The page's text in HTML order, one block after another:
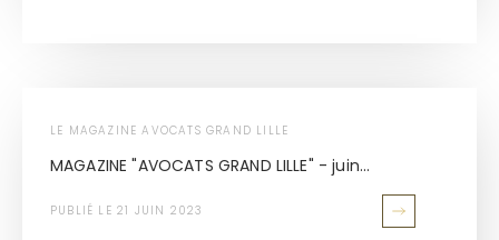
LE MAGAZINE AVOCATS GRAND LILLE
MAGAZINE "AVOCATS GRAND LILLE" - juin...
PUBLIÉ LE 21 JUIN 2023